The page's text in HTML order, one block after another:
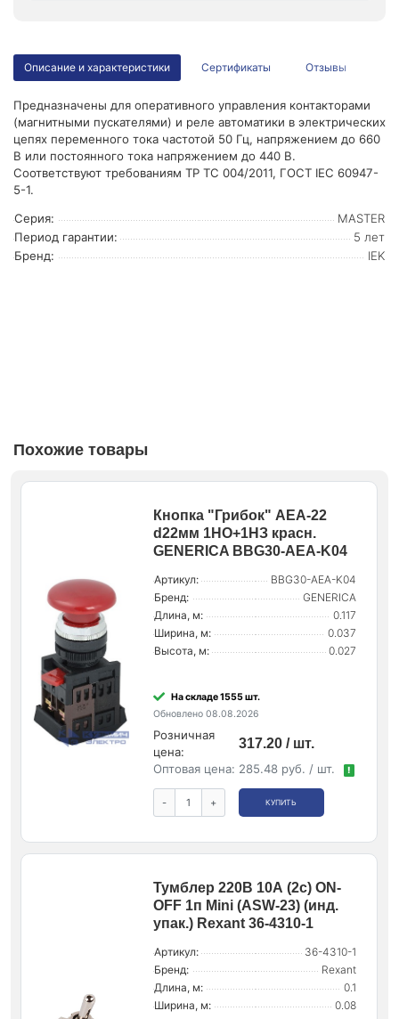
Описание и характеристики Сертификаты Отзывы
Предназначены для оперативного управления контакторами
(магнитными пускателями) и реле автоматики в электрических
цепях переменного тока частотой 50 Гц, напряжением до 660
В или постоянного тока напряжением до 440 В.
Соответствуют требованиям ТР ТС 004/2011, ГОСТ IEC 60947-
5-1.
Серия:
MASTER
Период гарантии:
5 лет
Бренд:
IEK
Похожие товары
Кнопка "Грибок" AEА-22
d22мм 1НО+1НЗ красн.
GENERICA BBG30-AEA-K04
Артикул:
BBG30-AEA-K04
Бренд:
GENERICA
Длина, м:
0.117
Ширина, м:
0.037
Высота, м:
0.027
На складе 1555 шт.
Обновлено 08.08.2026
Розничная
цена:
317.20 / шт.
Оптовая цена: 285.48 руб. / шт. !
- + КУПИТЬ
Тумблер 220В 10А (2c) ON-
OFF 1п Mini (ASW-23) (инд.
упак.) Rexant 36-4310-1
Артикул:
36-4310-1
Бренд:
Rexant
Длина, м:
0.1
Ширина, м:
0.08